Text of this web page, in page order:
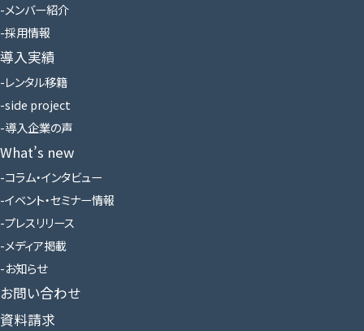
メンバー紹介
採用情報
導入実績
レンタル移籍
side project
導入企業の声
What’s new
コラム・インタビュー
イベント・セミナー情報
プレスリリース
メディア掲載
お知らせ
お問い合わせ
資料請求